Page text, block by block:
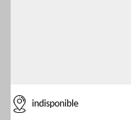
indisponible